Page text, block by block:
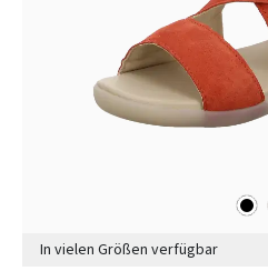
In vielen Größen verfügbar